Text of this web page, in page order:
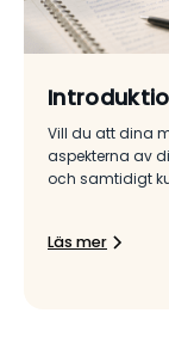
Vill du att dina
aspekterna av
och samtidigt
Läs mer